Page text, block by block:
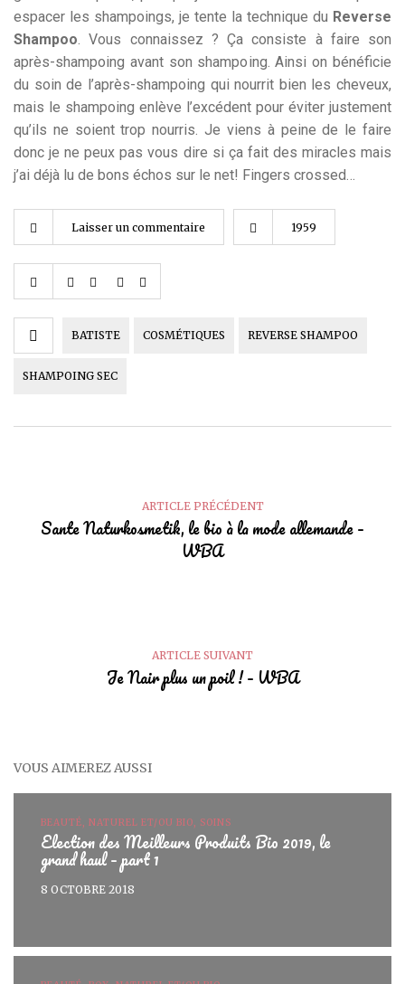
espacer les shampoings, je tente la technique du Reverse
Shampoo. Vous connaissez ? Ça consiste à faire son
après-shampoing avant son shampoing. Ainsi on bénéficie
du soin de l’après-shampoing qui nourrit bien les cheveux,
mais le shampoing enlève l’excédent pour éviter justement
qu’ils ne soient trop nourris. Je viens à peine de le faire
donc je ne peux pas vous dire si ça fait des miracles mais
j’ai déjà lu de bons échos sur le net! Fingers crossed…
Laisser un commentaire 1959
BATISTE COSMÉTIQUES REVERSE SHAMPOO
SHAMPOING SEC
ARTICLE PRÉCÉDENT
Sante Naturkosmetik, le bio à la mode allemande –
WBA
ARTICLE SUIVANT
Je Nair plus un poil ! – WBA
VOUS AIMEREZ AUSSI
BEAUTÉ, NATUREL ET/OU BIO, SOINS
Election des Meilleurs Produits Bio 2019, le
grand haul – part 1
8 OCTOBRE 2018